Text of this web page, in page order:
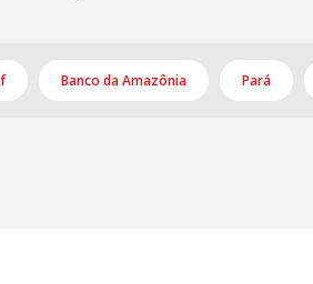
Banco da Amazônia Pará